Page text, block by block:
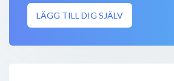
LÄGG TILL DIG SJÄLV